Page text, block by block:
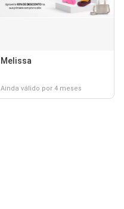
Melissa
Ainda válido por 4 meses